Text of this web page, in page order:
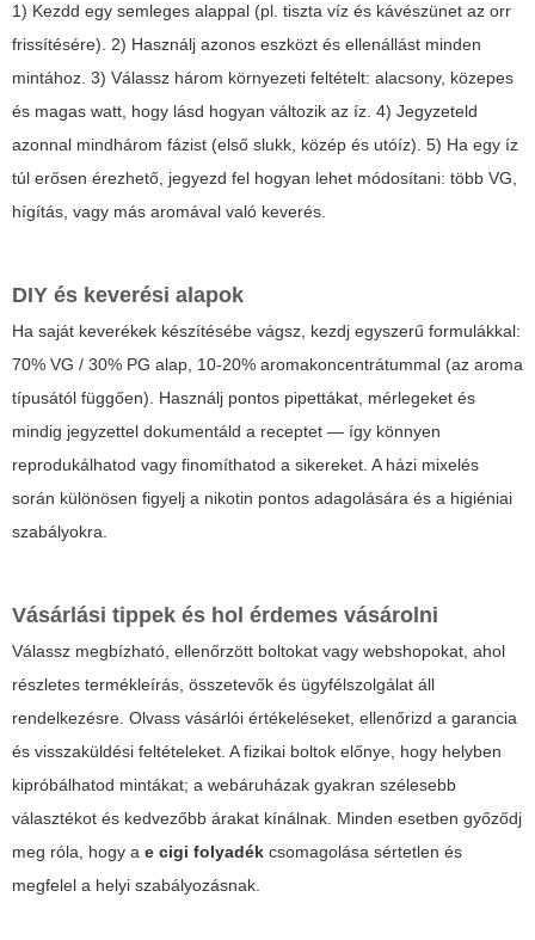
1) Kezdd egy semleges alappal (pl. tiszta víz és kávészünet az orr
frissítésére). 2) Használj azonos eszközt és ellenállást minden
mintához. 3) Válassz három környezeti feltételt: alacsony, közepes
és magas watt, hogy lásd hogyan változik az íz. 4) Jegyzeteld
azonnal mindhárom fázist (első slukk, közép és utóíz). 5) Ha egy íz
túl erősen érezhető, jegyezd fel hogyan lehet módosítani: több VG,
hígítás, vagy más aromával való keverés.
DIY és keverési alapok
Ha saját keverékek készítésébe vágsz, kezdj egyszerű formulákkal:
70% VG / 30% PG alap, 10-20% aromakoncentrátummal (az aroma
típusától függően). Használj pontos pipettákat, mérlegeket és
mindig jegyzettel dokumentáld a receptet — így könnyen
reprodukálhatod vagy finomíthatod a sikereket. A házi mixelés
során különösen figyelj a nikotin pontos adagolására és a higiéniai
szabályokra.
Vásárlási tippek és hol érdemes vásárolni
Válassz megbízható, ellenőrzött boltokat vagy webshopokat, ahol
részletes termékleírás, összetevők és ügyfélszolgálat áll
rendelkezésre. Olvass vásárlói értékeléseket, ellenőrizd a garancia
és visszaküldési feltételeket. A fizikai boltok előnye, hogy helyben
kipróbálhatod mintákat; a webáruházak gyakran szélesebb
választékot és kedvezőbb árakat kínálnak. Minden esetben győződj
meg róla, hogy a e cigi folyadék csomagolása sértetlen és
megfelel a helyi szabályozásnak.